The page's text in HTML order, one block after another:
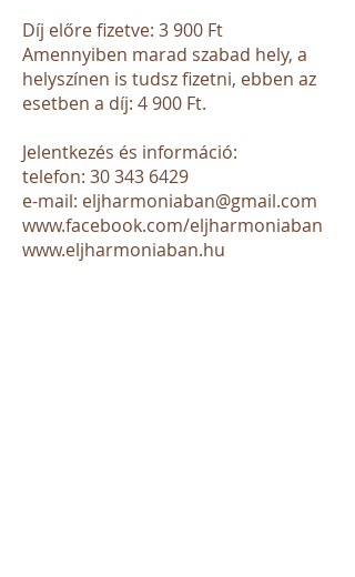
Díj előre fizetve: 3 900 Ft
Amennyiben marad szabad hely, a
helyszínen is tudsz fizetni, ebben az
esetben a díj: 4 900 Ft.
Jelentkezés és információ:
telefon: 30 343 6429
e-mail: eljharmoniaban@gmail.com
www.facebook.com/eljharmoniaban
www.eljharmoniaban.hu